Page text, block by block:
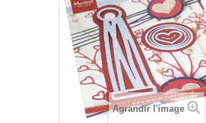
Agrandir l'image